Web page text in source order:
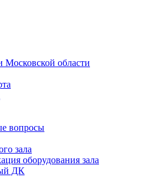
Московской области
вопросы
зала
оборудования зала
ДК